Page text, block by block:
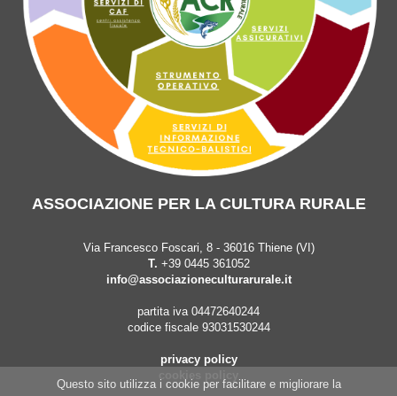
ASSOCIAZIONE PER LA CULTURA RURALE
Via Francesco Foscari, 8 - 36016 Thiene (VI)
T. +39 0445 361052
info@associazioneculturarurale.it
partita iva 04472640244
codice fiscale 93031530244
privacy policy
Questo sito utilizza i cookie per facilitare e migliorare la